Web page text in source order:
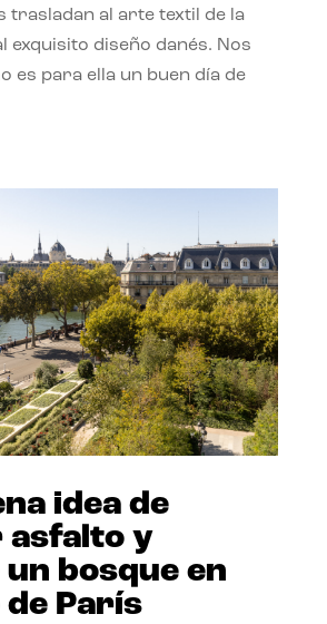
trasladan al arte textil de la
exquisito diseño danés. Nos
es para ella un buen día de
idea de
y
bosque en
de París